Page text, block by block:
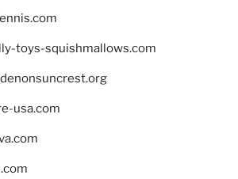
toys-squishmallows.com
usa.com